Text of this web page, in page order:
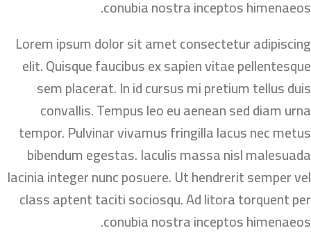
conubia nostra inceptos himenaeos.
Lorem ipsum dolor sit amet consectetur adipiscing
elit. Quisque faucibus ex sapien vitae pellentesque
sem placerat. In id cursus mi pretium tellus duis
convallis. Tempus leo eu aenean sed diam urna
tempor. Pulvinar vivamus fringilla lacus nec metus
bibendum egestas. Iaculis massa nisl malesuada
lacinia integer nunc posuere. Ut hendrerit semper vel
class aptent taciti sociosqu. Ad litora torquent per
conubia nostra inceptos himenaeos.